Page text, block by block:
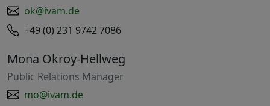
ok@ivam.de
+49 (0) 231 9742 7086
Mona Okroy-Hellweg
Public Relations Manager
mo@ivam.de